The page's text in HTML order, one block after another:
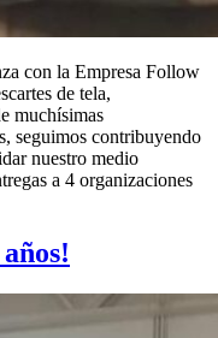
con la Empresa Follow
de tela,
muchísimas
seguimos contribuyendo
nuestro medio
a 4 organizaciones